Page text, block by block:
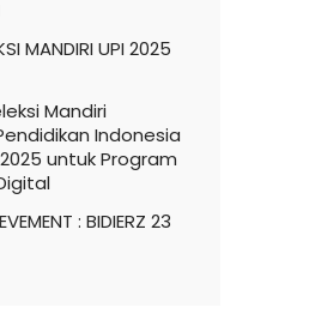
MANDIRI UPI 2025
Mandiri
Indonesia
untuk Program
: BIDIERZ 23